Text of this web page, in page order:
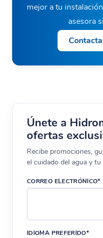
mejor a tu
asesora
Únete a
ofertas
Recibe promociones,
el cuidado del agua y tu
CORREO ELECTRÓNICO*
IDIOMA PREFERIDO*